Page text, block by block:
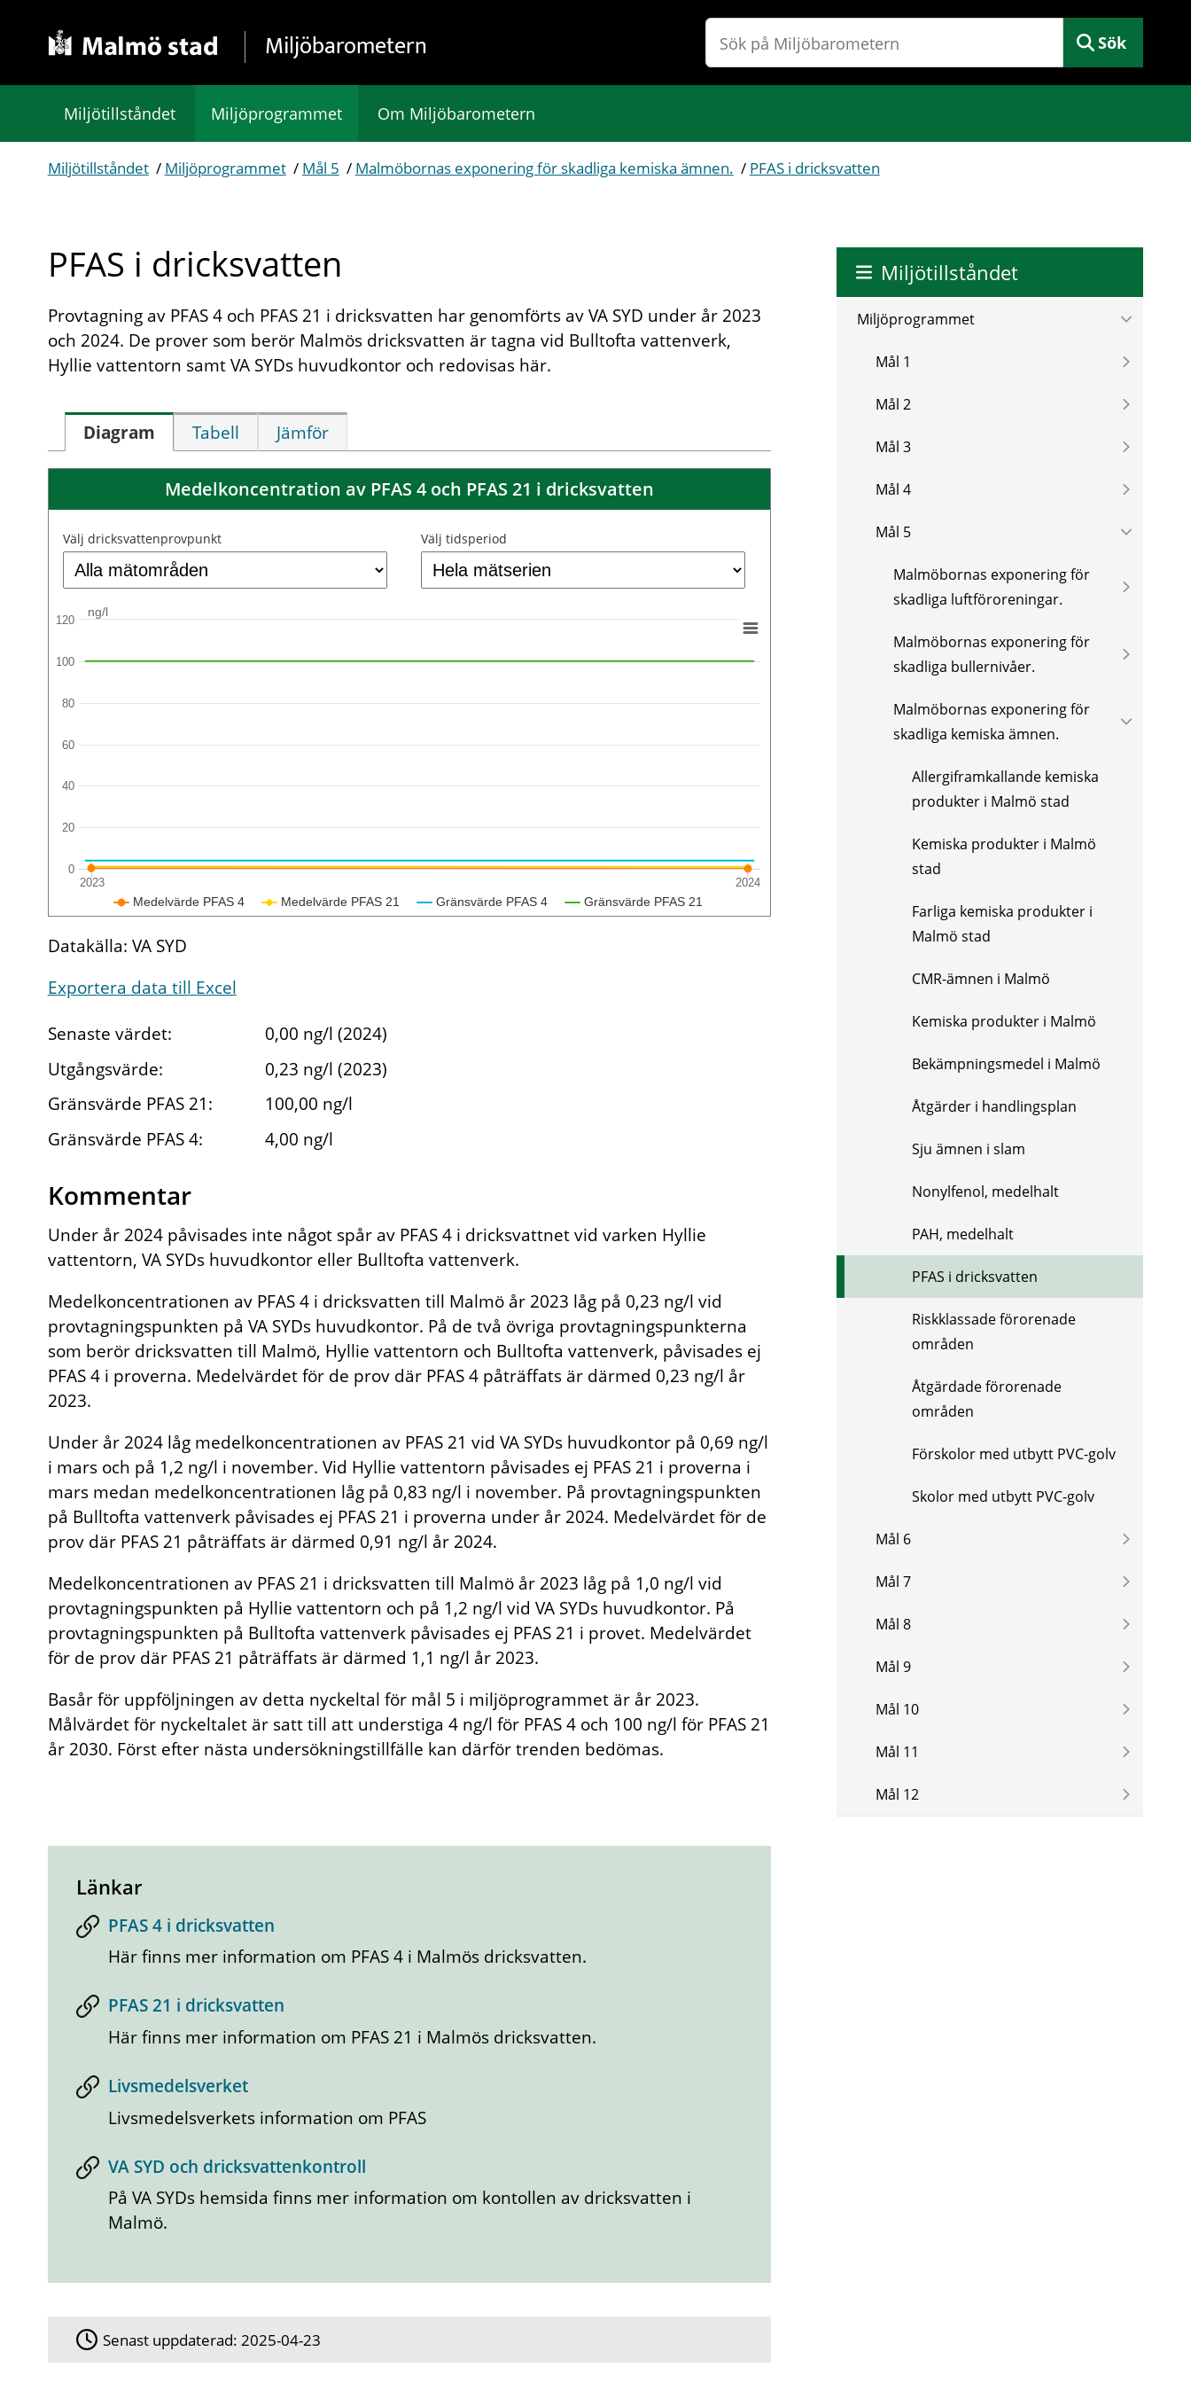
Miljöbarometern Sök
Miljötillståndet Miljöprogrammet Om Miljöbarometern
Miljötillståndet / Miljöprogrammet / Mål 5 / Malmöbornas exponering för skadliga kemiska ämnen. / PFAS i dricksvatten
PFAS i dricksvatten
Provtagning av PFAS 4 och PFAS 21 i dricksvatten har genomförts av VA SYD under år 2023
och 2024. De prover som berör Malmös dricksvatten är tagna vid Bulltofta vattenverk,
Hyllie vattentorn samt VA SYDs huvudkontor och redovisas här.
Diagram Tabell Jämför
Medelkoncentration av PFAS 4 och PFAS 21 i dricksvatten
Välj dricksvattenprovpunkt Välj tidsperiod
ng/l
Medelvärde PFAS 4 Medelvärde PFAS 21 Gränsvärde PFAS 4 Gränsvärde PFAS 21
2023 2024
0
20
40
60
80
100
120
Datakälla: VA SYD
Exportera data till Excel
Senaste värdet:
0,00 ng/l (2024)
Utgångsvärde:
0,23 ng/l (2023)
Gränsvärde PFAS 21:
100,00 ng/l
Gränsvärde PFAS 4:
4,00 ng/l
Kommentar
Under år 2024 påvisades inte något spår av PFAS 4 i dricksvattnet vid varken Hyllie
vattentorn, VA SYDs huvudkontor eller Bulltofta vattenverk.
Medelkoncentrationen av PFAS 4 i dricksvatten till Malmö år 2023 låg på 0,23 ng/l vid
provtagningspunkten på VA SYDs huvudkontor. På de två övriga provtagningspunkterna
som berör dricksvatten till Malmö, Hyllie vattentorn och Bulltofta vattenverk, påvisades ej
PFAS 4 i proverna. Medelvärdet för de prov där PFAS 4 påträffats är därmed 0,23 ng/l år
2023.
Under år 2024 låg medelkoncentrationen av PFAS 21 vid VA SYDs huvudkontor på 0,69 ng/l
i mars och på 1,2 ng/l i november. Vid Hyllie vattentorn påvisades ej PFAS 21 i proverna i
mars medan medelkoncentrationen låg på 0,83 ng/l i november. På provtagningspunkten
på Bulltofta vattenverk påvisades ej PFAS 21 i proverna under år 2024. Medelvärdet för de
prov där PFAS 21 påträffats är därmed 0,91 ng/l år 2024.
Medelkoncentrationen av PFAS 21 i dricksvatten till Malmö år 2023 låg på 1,0 ng/l vid
provtagningspunkten på Hyllie vattentorn och på 1,2 ng/l vid VA SYDs huvudkontor. På
provtagningspunkten på Bulltofta vattenverk påvisades ej PFAS 21 i provet. Medelvärdet
för de prov där PFAS 21 påträffats är därmed 1,1 ng/l år 2023.
Basår för uppföljningen av detta nyckeltal för mål 5 i miljöprogrammet är år 2023.
Målvärdet för nyckeltalet är satt till att understiga 4 ng/l för PFAS 4 och 100 ng/l för PFAS 21
år 2030. Först efter nästa undersökningstillfälle kan därför trenden bedömas.
Länkar
PFAS 4 i dricksvatten
Här finns mer information om PFAS 4 i Malmös dricksvatten.
PFAS 21 i dricksvatten
Här finns mer information om PFAS 21 i Malmös dricksvatten.
Livsmedelsverket
Livsmedelsverkets information om PFAS
VA SYD och dricksvattenkontroll
På VA SYDs hemsida finns mer information om kontollen av dricksvatten i
Malmö.
Senast uppdaterad: 2025-04-23
Miljötillståndet
Miljöprogrammet
Mål 1
Mål 2
Mål 3
Mål 4
Mål 5
Malmöbornas exponering för
skadliga luftföroreningar.
Malmöbornas exponering för
skadliga bullernivåer.
Malmöbornas exponering för
skadliga kemiska ämnen.
Allergiframkallande kemiska
produkter i Malmö stad
Kemiska produkter i Malmö
stad
Farliga kemiska produkter i
Malmö stad
CMR-ämnen i Malmö
Kemiska produkter i Malmö
Bekämpningsmedel i Malmö
Åtgärder i handlingsplan
Sju ämnen i slam
Nonylfenol, medelhalt
PAH, medelhalt
PFAS i dricksvatten
Riskklassade förorenade
områden
Åtgärdade förorenade
områden
Förskolor med utbytt PVC-golv
Skolor med utbytt PVC-golv
Mål 6
Mål 7
Mål 8
Mål 9
Mål 10
Mål 11
Mål 12